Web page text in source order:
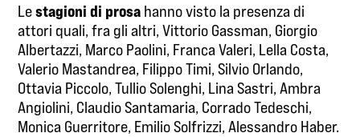
Lestagioni di prosa hanno visto la presenza di
attori quali, fra gli altri, Vittorio Gassman, Giorgio
Albertazzi, Marco Paolini, Franca Valeri, Lella Costa,
Valerio Mastandrea, Filippo Timi, Silvio Orlando,
Ottavia Piccolo, Tullio Solenghi, Lina Sastri, Ambra
Angiolini, Claudio Santamaria, Corrado Tedeschi,
Monica Guerritore, Emilio Solfrizzi, Alessandro Haber.